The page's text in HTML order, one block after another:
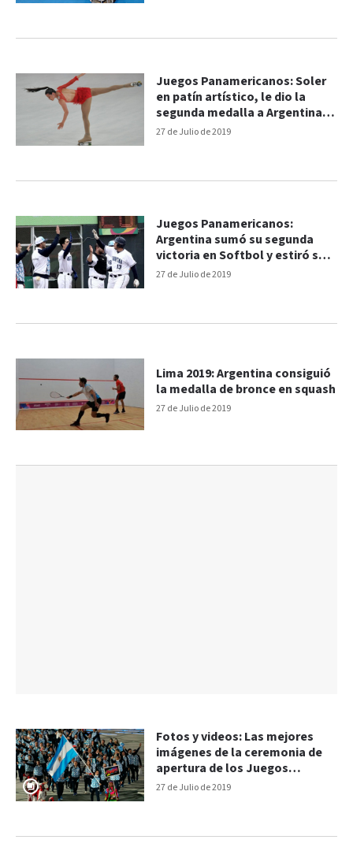
27 de Julio de 2019
Juegos Panamericanos: Soler
en patín artístico, le dio la
segunda medalla a Argentina
en Lima 2019
27 de Julio de 2019
Juegos Panamericanos:
Argentina sumó su segunda
victoria en Softbol y estiró su
invicto
27 de Julio de 2019
Lima 2019: Argentina consiguió
la medalla de bronce en squash
27 de Julio de 2019
Fotos y videos: Las mejores
imágenes de la ceremonia de
apertura de los Juegos
Panamericanos